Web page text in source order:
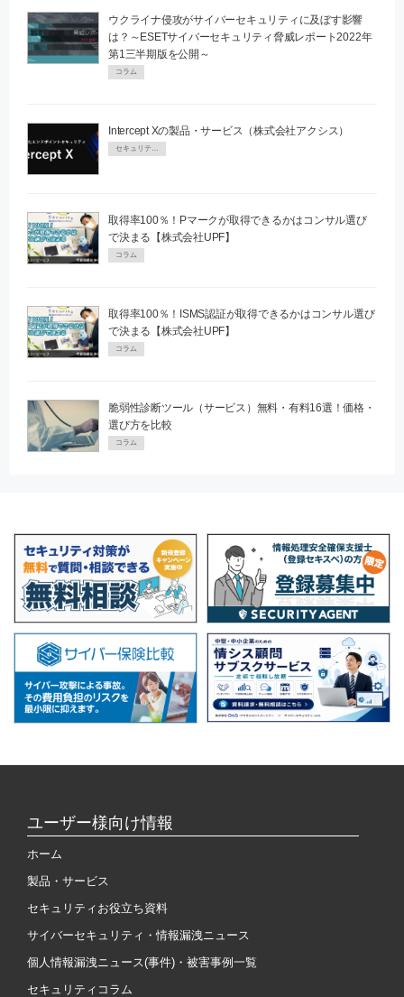
ウクライナ侵攻がサイバーセキュリティに及ぼす影響
は？～ESETサイバーセキュリティ脅威レポート2022年
第1三半期版を公開～
コラム
Intercept Xの製品・サービス（株式会社アクシス）
セキュリティPR
取得率100％！Pマークが取得できるかはコンサル選び
で決まる【株式会社UPF】
コラム
取得率100％！ISMS認証が取得できるかはコンサル選び
で決まる【株式会社UPF】
コラム
脆弱性診断ツール（サービス）無料・有料16選！価格・
選び方を比較
コラム
ユーザー様向け情報
ホーム
製品・サービス
セキュリティお役立ち資料
サイバーセキュリティ・情報漏洩ニュース
個人情報漏洩ニュース(事件)・被害事例一覧
セキュリティコラム